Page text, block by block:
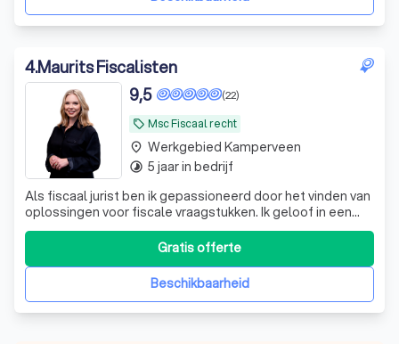
4.Maurits Fiscalisten
local_offer Msc Fiscaal recht
(22)
9,5
Als fiscaal jurist ben ik gepassioneerd door het vinden van
oplossingen voor fiscale vraagstukken. Ik geloof in een
persoonlijke aanpak om zo op maat gemaakte
oplossingen te bieden.
Beschikbaarheid
Gratis offerte
place Werkgebied Kamperveen
timelapse 5 jaar in bedrijf